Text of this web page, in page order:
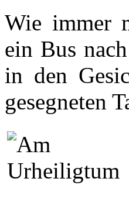
Wie immer
ein Bus
in den
gesegneten